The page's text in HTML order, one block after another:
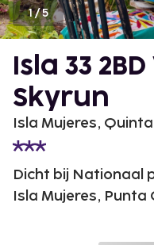
1/5
Isla 33
Skyrun
Isla Mujeres,
Dicht bij Nationaal
Isla Mujeres, Punta